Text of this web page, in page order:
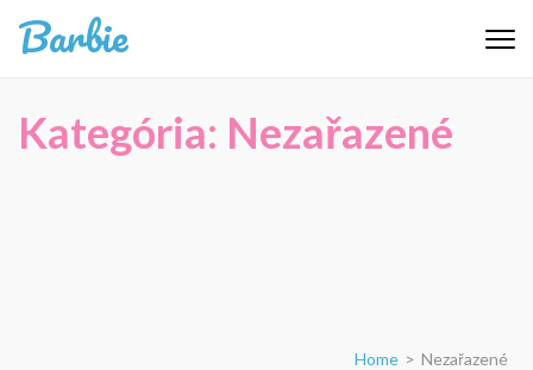
Enter)
Barbie
Kategória: Nezařazené
Home > Nezařazené